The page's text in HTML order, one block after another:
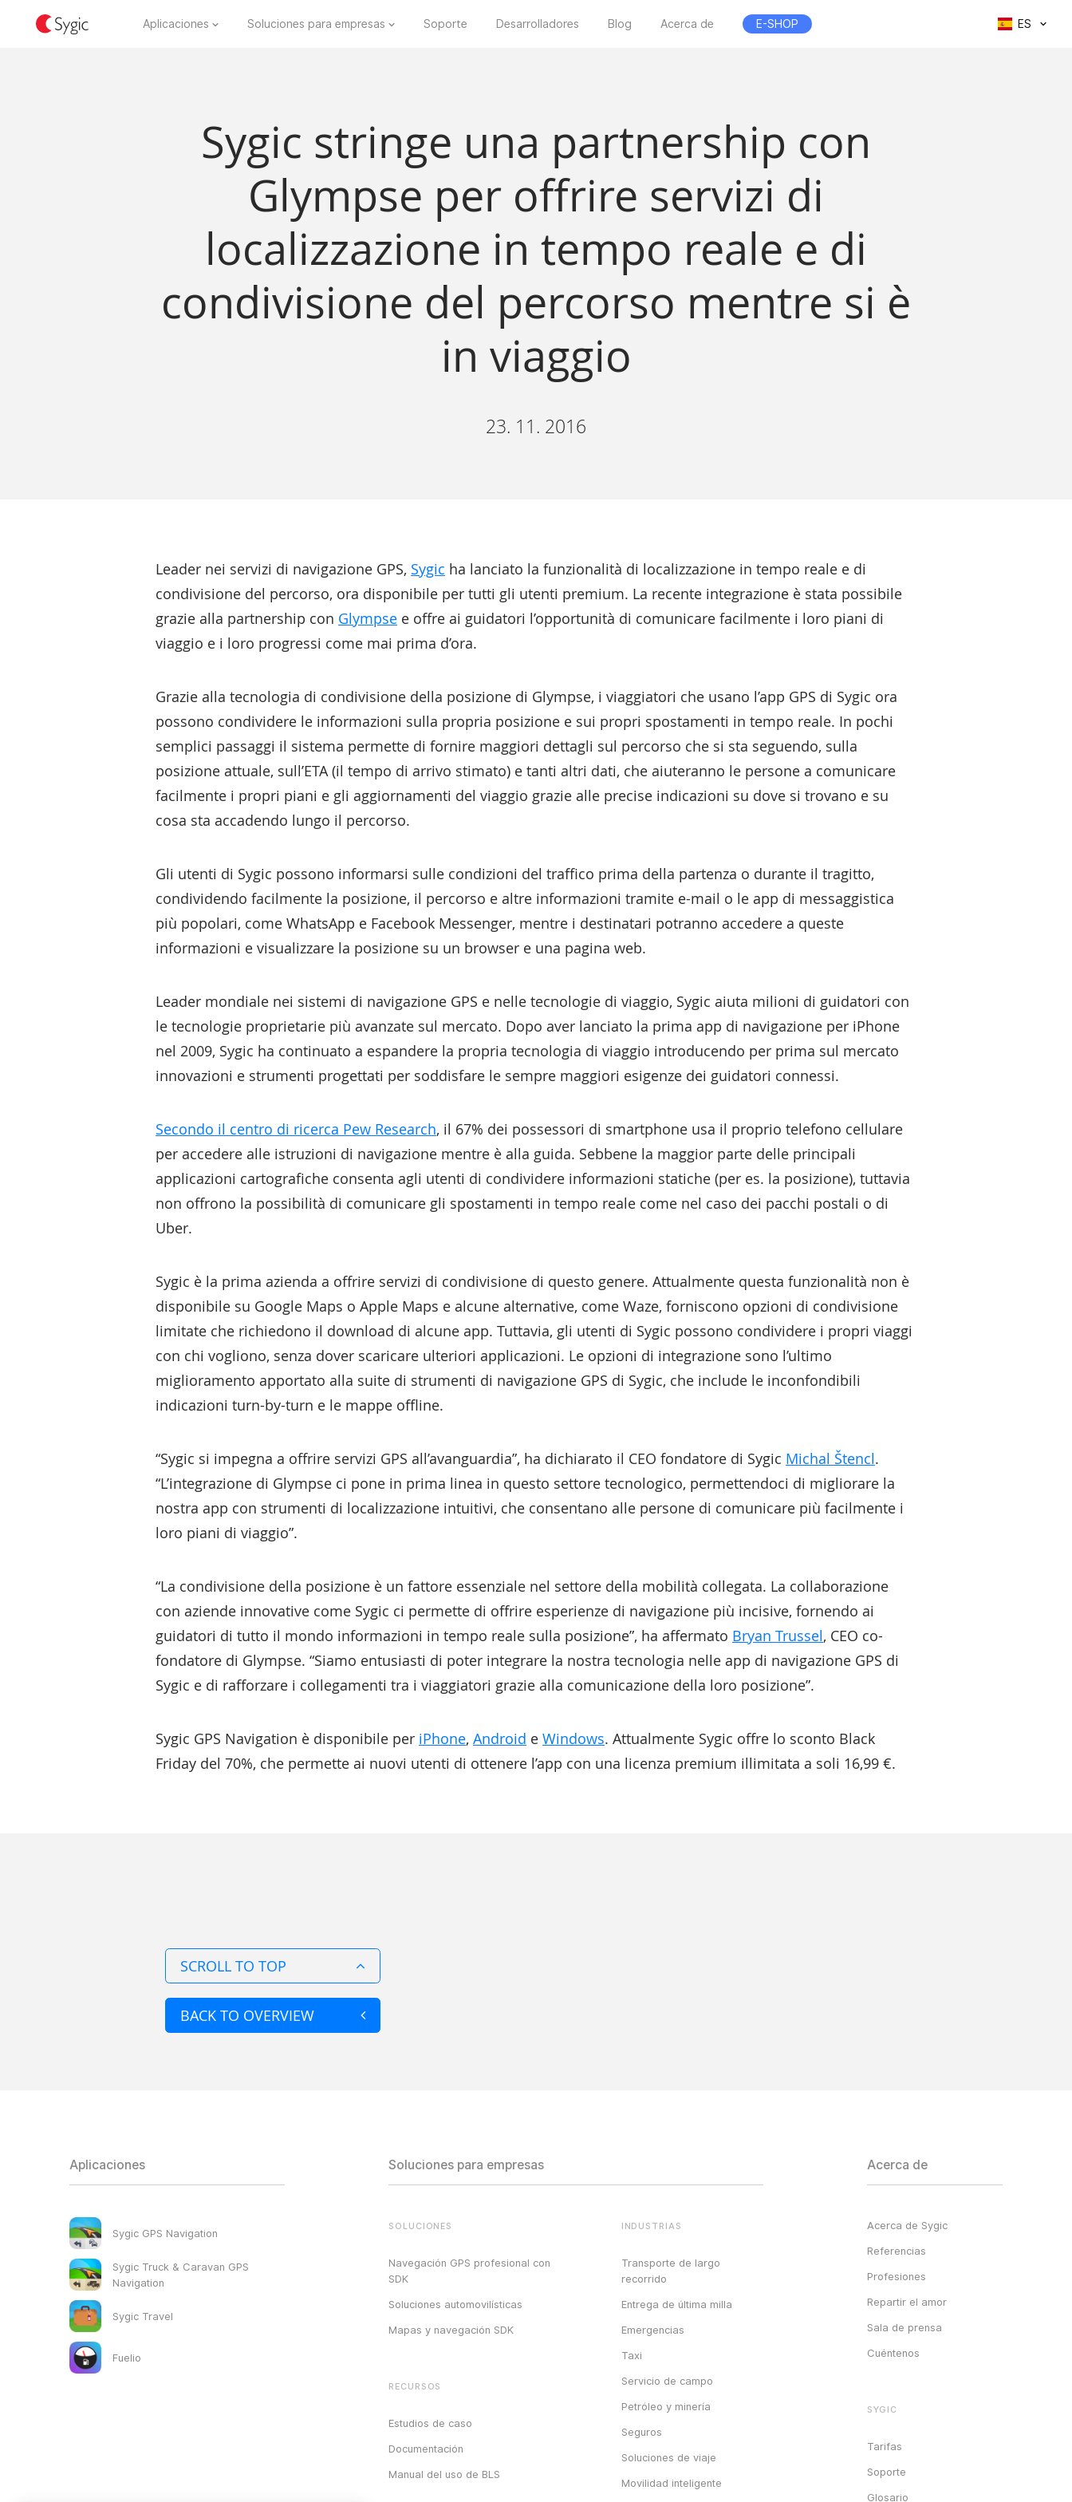
Aplicaciones Soluciones para empresas Soporte Desarrolladores Blog Acerca de E-SHOP ES
Sygic stringe una partnership con
Glympse per offrire servizi di
localizzazione in tempo reale e di
condivisione del percorso mentre si è
in viaggio
23. 11. 2016
Leader nei servizi di navigazione GPS, Sygic ha lanciato la funzionalità di localizzazione in tempo reale e di
condivisione del percorso, ora disponibile per tutti gli utenti premium. La recente integrazione è stata possibile
grazie alla partnership con Glympse e offre ai guidatori l’opportunità di comunicare facilmente i loro piani di
viaggio e i loro progressi come mai prima d’ora.
Grazie alla tecnologia di condivisione della posizione di Glympse, i viaggiatori che usano l’app GPS di Sygic ora
possono condividere le informazioni sulla propria posizione e sui propri spostamenti in tempo reale. In pochi
semplici passaggi il sistema permette di fornire maggiori dettagli sul percorso che si sta seguendo, sulla
posizione attuale, sull’ETA (il tempo di arrivo stimato) e tanti altri dati, che aiuteranno le persone a comunicare
facilmente i propri piani e gli aggiornamenti del viaggio grazie alle precise indicazioni su dove si trovano e su
cosa sta accadendo lungo il percorso.
Gli utenti di Sygic possono informarsi sulle condizioni del traffico prima della partenza o durante il tragitto,
condividendo facilmente la posizione, il percorso e altre informazioni tramite e-mail o le app di messaggistica
più popolari, come WhatsApp e Facebook Messenger, mentre i destinatari potranno accedere a queste
informazioni e visualizzare la posizione su un browser e una pagina web.
Leader mondiale nei sistemi di navigazione GPS e nelle tecnologie di viaggio, Sygic aiuta milioni di guidatori con
le tecnologie proprietarie più avanzate sul mercato. Dopo aver lanciato la prima app di navigazione per iPhone
nel 2009, Sygic ha continuato a espandere la propria tecnologia di viaggio introducendo per prima sul mercato
innovazioni e strumenti progettati per soddisfare le sempre maggiori esigenze dei guidatori connessi.
Secondo il centro di ricerca Pew Research, il 67% dei possessori di smartphone usa il proprio telefono cellulare
per accedere alle istruzioni di navigazione mentre è alla guida. Sebbene la maggior parte delle principali
applicazioni cartografiche consenta agli utenti di condividere informazioni statiche (per es. la posizione), tuttavia
non offrono la possibilità di comunicare gli spostamenti in tempo reale come nel caso dei pacchi postali o di
Uber.
Sygic è la prima azienda a offrire servizi di condivisione di questo genere. Attualmente questa funzionalità non è
disponibile su Google Maps o Apple Maps e alcune alternative, come Waze, forniscono opzioni di condivisione
limitate che richiedono il download di alcune app. Tuttavia, gli utenti di Sygic possono condividere i propri viaggi
con chi vogliono, senza dover scaricare ulteriori applicazioni. Le opzioni di integrazione sono l’ultimo
miglioramento apportato alla suite di strumenti di navigazione GPS di Sygic, che include le inconfondibili
indicazioni turn-by-turn e le mappe offline.
“Sygic si impegna a offrire servizi GPS all’avanguardia”, ha dichiarato il CEO fondatore di Sygic Michal Štencl.
“L’integrazione di Glympse ci pone in prima linea in questo settore tecnologico, permettendoci di migliorare la
nostra app con strumenti di localizzazione intuitivi, che consentano alle persone di comunicare più facilmente i
loro piani di viaggio”.
“La condivisione della posizione è un fattore essenziale nel settore della mobilità collegata. La collaborazione
con aziende innovative come Sygic ci permette di offrire esperienze di navigazione più incisive, fornendo ai
guidatori di tutto il mondo informazioni in tempo reale sulla posizione”, ha affermato Bryan Trussel, CEO co-
fondatore di Glympse. “Siamo entusiasti di poter integrare la nostra tecnologia nelle app di navigazione GPS di
Sygic e di rafforzare i collegamenti tra i viaggiatori grazie alla comunicazione della loro posizione”.
Sygic GPS Navigation è disponibile per iPhone, Android e Windows. Attualmente Sygic offre lo sconto Black
Friday del 70%, che permette ai nuovi utenti di ottenere l’app con una licenza premium illimitata a soli 16,99 €.
SCROLL TO TOP
BACK TO OVERVIEW
Aplicaciones
Sygic GPS Navigation
Sygic Truck & Caravan GPS
Navigation
Sygic Travel
Fuelio
Soluciones para empresas
SOLUCIONES
Navegación GPS profesional con
SDK
Soluciones automovilísticas
Mapas y navegación SDK
RECURSOS
Estudios de caso
Documentación
Manual del uso de BLS
INDUSTRIAS
Transporte de largo
recorrido
Entrega de última milla
Emergencias
Taxi
Servicio de campo
Petróleo y minería
Seguros
Soluciones de viaje
Movilidad inteligente
Acerca de
Acerca de Sygic
Referencias
Profesiones
Repartir el amor
Sala de prensa
Cuéntenos
SYGIC
Tarifas
Soporte
Glosario